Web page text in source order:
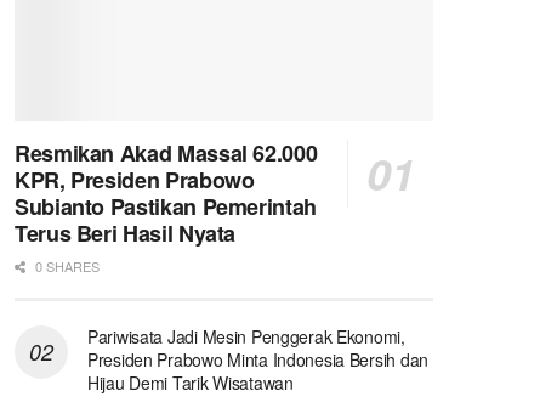
Resmikan Akad Massal 62.000
KPR, Presiden Prabowo
Subianto Pastikan Pemerintah
Terus Beri Hasil Nyata
0 SHARES
Pariwisata Jadi Mesin Penggerak Ekonomi,
Presiden Prabowo Minta Indonesia Bersih dan
Hijau Demi Tarik Wisatawan